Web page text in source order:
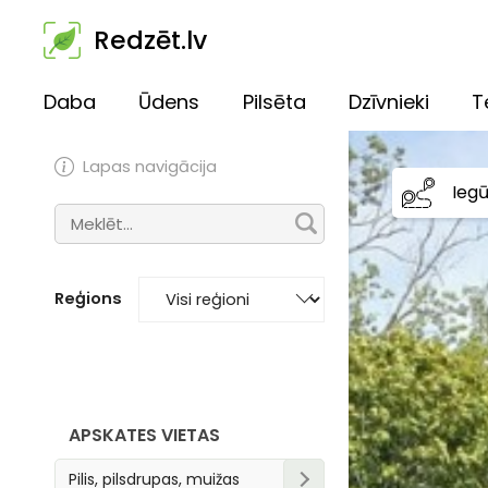
Redzēt.lv
Daba Ūdens Pilsēta Dzīvnieki
Lapas navigācija
Reģions
APSKATES VIETAS
Pilis, pilsdrupas, muižas